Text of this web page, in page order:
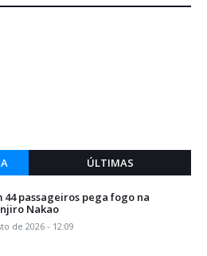
ÚLTIMAS
44 passageiros pega fogo na
Nakao
de 2026 - 12:09